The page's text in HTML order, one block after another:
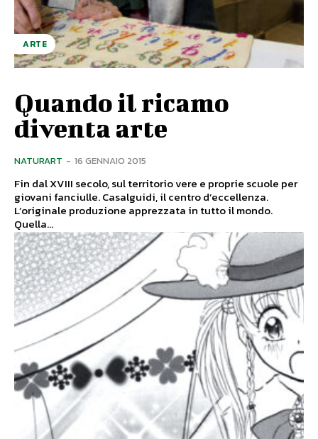
ARTE
Quando il ricamo
diventa arte
NATURART - 16 GENNAIO 2015
Fin dal XVIII secolo, sul territorio vere e proprie scuole per
giovani fanciulle. Casalguidi, il centro d’eccellenza.
L’originale produzione apprezzata in tutto il mondo.
Quella...